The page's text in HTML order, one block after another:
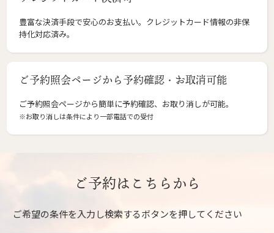
豊富な決済手段で安心のお支払い。クレジットカード情報の非保
持化対応済み。
ご予約照会ページから予約確認・お取消可能
ご予約照会ページから簡単に予約確認、お取り消しが可能。
※お取り消しは条件により一部電話での受付
ご予約はこちらから
ご希望の条件を入力し検索するボタンを押してください